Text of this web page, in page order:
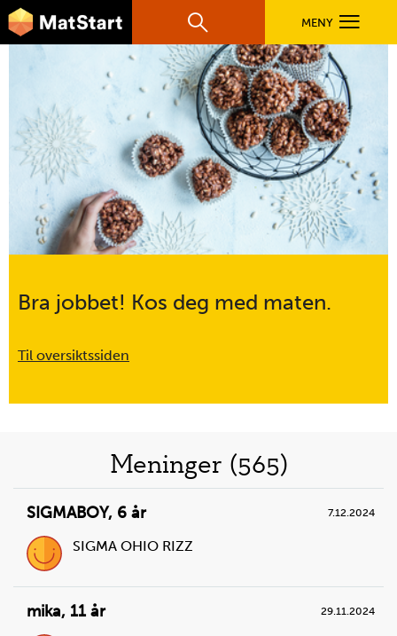
Hopp til hovedinnhold
hovednavigasjonsmobilversjon
MatStart
Søk MENY
OPPSKRIFTER
FILM
FØR DU STARTER
LÆR MER
TIL DE VOKSNE
Risboller
oppsummering
Bra jobbet! Kos deg med maten.
Til oversiktssiden
Meninger (565)
SIGMABOY, 6 år 7.12.2024
SIGMA OHIO RIZZ
mika, 11 år 29.11.2024